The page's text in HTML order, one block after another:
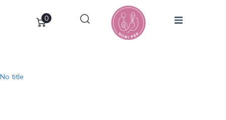
0
No title